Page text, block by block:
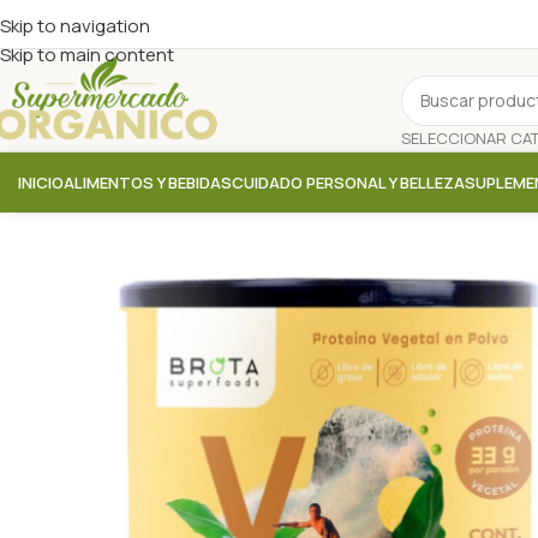
Skip to navigation
Skip to main content
INICIOALIMENTOS Y BEBIDASCUIDADO PERSONAL Y BELLEZA